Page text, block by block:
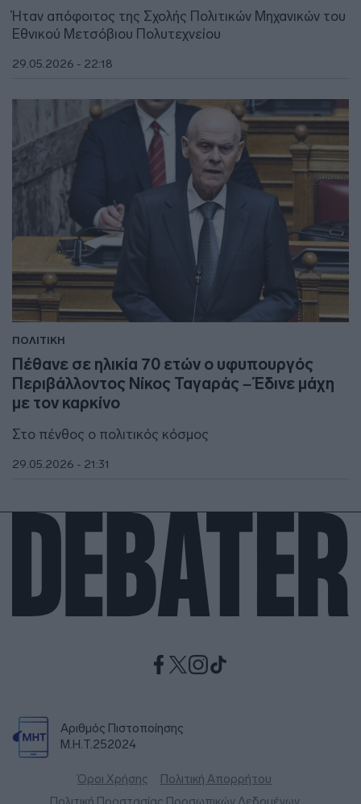
Ήταν απόφοιτος της Σχολής Πολιτικών Μηχανικών του
Εθνικού Μετσόβιου Πολυτεχνείου
29.05.2026 - 22:18
ΠΟΛΙΤΙΚΗ
Πέθανε σε ηλικία 70 ετών ο υφυπουργός
Περιβάλλοντος Νίκος Ταγαράς – Έδινε μάχη
με τον καρκίνο
Στο πένθος ο πολιτικός κόσμος
29.05.2026 - 21:31
Αριθμός Πιστοποίησης
Μ.Η.Τ.252024
Όροι Χρήσης
Πολιτική Απορρήτου
Πολιτική Προστασίας Προσωπικών Δεδομένων